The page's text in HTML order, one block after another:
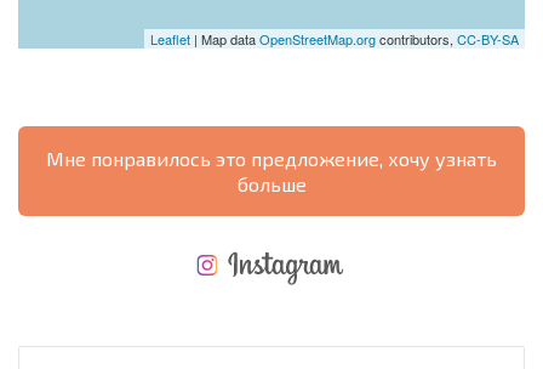
Leaflet | Map dataOpenStreetMap.orgcontributors, CC-BY-SA
Мне понравилось это предложение, хочу узнать
больше